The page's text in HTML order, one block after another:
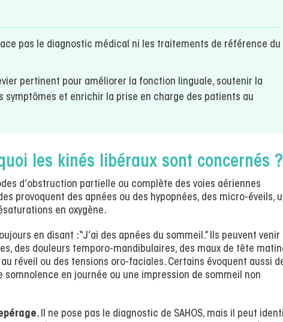
pas le diagnostic médical ni les traitements de référence du
pertinent pour améliorer la fonction linguale, soutenir la
symptômes et enrichir la prise en charge des patients au
les kinés libéraux sont concernés ?
d’obstruction partielle ou complète des voies aériennes
provoquent des apnées ou des hypopnées, des micro-éveils,
en oxygène.
en disant : “J’ai des apnées du sommeil.” Ils peuvent venir
des douleurs temporo-mandibulaires, des maux de tête
réveil ou des tensions oro-faciales. Certains évoquent aussi
en journée ou une impression de sommeil non
. Il ne pose pas le diagnostic de SAHOS, mais il peut